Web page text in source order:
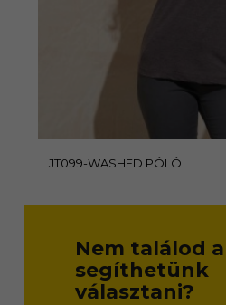
JT099-WASHED PÓLÓ
Nem találod
segíthetünk
választani?